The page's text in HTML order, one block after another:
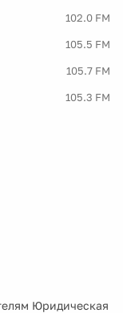
102.0 FM
105.5 FM
105.7 FM
105.3 FM
Юридическая